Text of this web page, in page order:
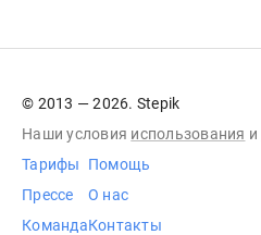
© 2013 — 2026. Stepik
Наши условия использования и
Тарифы
Прессе
Команда
Помощь
О нас
Контакты